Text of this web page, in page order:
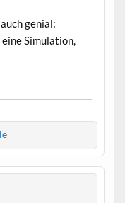
genial:
Simulation,